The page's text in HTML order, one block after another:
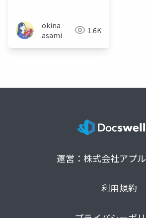
okina
asami
1.6K
運営：株式会社アプ
利用規約